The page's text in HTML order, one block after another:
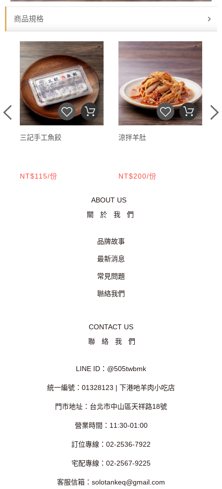
商品規格
三記手工魚餃
NT$115/份
涼拌羊肚
NT$200/份
ABOUT US
關於我們
品牌故事
最新消息
常見問題
聮絡我們
CONTACT US
聯絡我們
LINE ID：@505twbmk
統一編號：01328123 | 下港吔羊肉小吃店
門市地址：台北市中山區天祥路18號
營業時間：11:30-01:00
訂位專線：02-2536-7922
宅配專線：02-2567-9225
客服信箱：solotankeq@gmail.com